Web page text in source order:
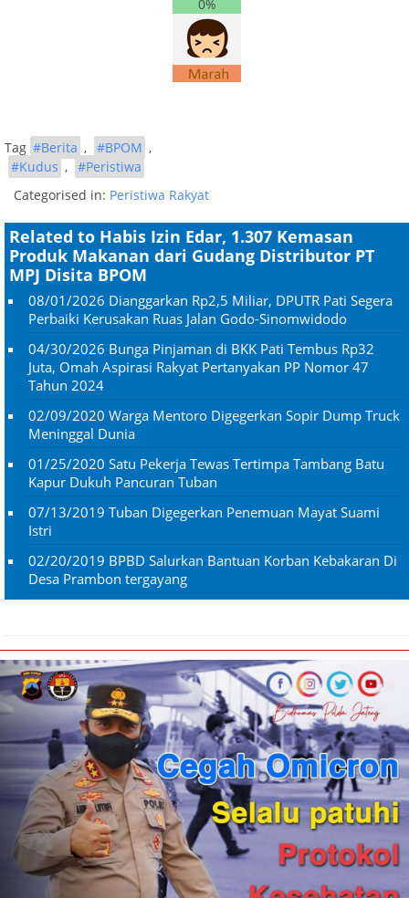
0%
Tag #Berita , #BPOM ,
#Kudus , #Peristiwa
Categorised in: Peristiwa Rakyat
Related to Habis Izin Edar, 1.307 Kemasan
Produk Makanan dari Gudang Distributor PT
MPJ Disita BPOM
08/01/2026 Dianggarkan Rp2,5 Miliar, DPUTR Pati Segera
Perbaiki Kerusakan Ruas Jalan Godo-Sinomwidodo
04/30/2026 Bunga Pinjaman di BKK Pati Tembus Rp32
Juta, Omah Aspirasi Rakyat Pertanyakan PP Nomor 47
Tahun 2024
02/09/2020 Warga Mentoro Digegerkan Sopir Dump Truck
Meninggal Dunia
01/25/2020 Satu Pekerja Tewas Tertimpa Tambang Batu
Kapur Dukuh Pancuran Tuban
07/13/2019 Tuban Digegerkan Penemuan Mayat Suami
Istri
02/20/2019 BPBD Salurkan Bantuan Korban Kebakaran Di
Desa Prambon tergayang